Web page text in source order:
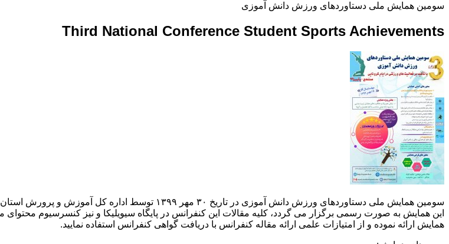
سومین همایش ملی دستاوردهای ورزش دانش آموزی
Third National Conference Student Sports Achievements
سومین همایش ملی دستاوردهای ورزش دانش آموزی در تاریخ ۳۰
این همایش به صورت رسمی برگزار می گردد، کلیه مقالات این کنفرانس در پایگاه سیویلیکا و نیز کنسرسیوم محتوای
همایش ارائه نموده و از امتیازات علمی ارائه مقاله کنفرانس با دریافت گواهی کنفرانس استفاده نمایید.